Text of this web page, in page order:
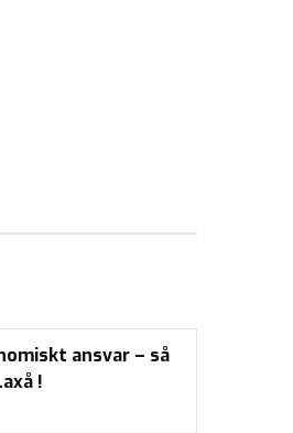
ansvar – så
!